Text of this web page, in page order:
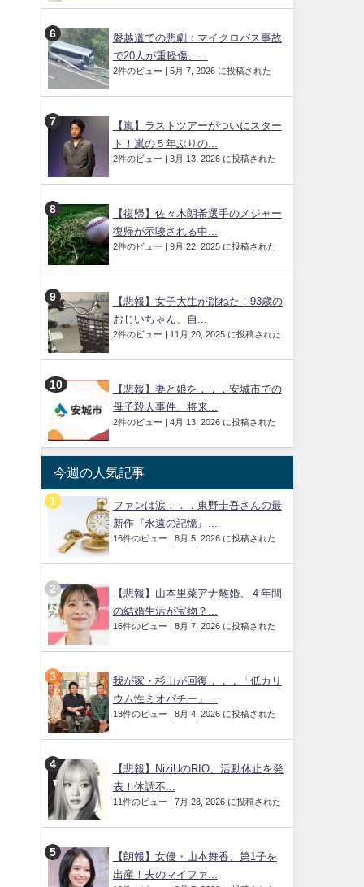
磐越道での悲劇：マイクロバス事故
で20人が重軽傷、...
2件のビュー | 5月 7, 2026 に投稿された
【嵐】ラストツアーがついにスター
ト！嵐の５年ぶりの...
2件のビュー | 3月 13, 2026 に投稿された
【復帰】佐々木朗希選手のメジャー
復帰が示唆される中...
2件のビュー | 9月 22, 2025 に投稿された
【悲報】女子大生が跳ねた！93歳の
おじいちゃん、自...
2件のビュー | 11月 20, 2025 に投稿された
【悲報】妻と娘を．．．安城市での
母子殺人事件、将来...
2件のビュー | 4月 13, 2026 に投稿された
今週の人気記事
ファンは涙．．．東野圭吾さんの最
新作『永遠の記憶』...
16件のビュー | 8月 5, 2026 に投稿された
【悲報】山本里菜アナ離婚、４年間
の結婚生活が宝物？...
16件のビュー | 8月 7, 2026 に投稿された
我が家・杉山が回復．．．「低カリ
ウム性ミオパチー」...
13件のビュー | 8月 4, 2026 に投稿された
【悲報】NiziUのRIO、活動休止を発
表！体調不...
11件のビュー | 7月 28, 2026 に投稿された
【朗報】女優・山本舞香、第1子を
出産！夫のマイファ...